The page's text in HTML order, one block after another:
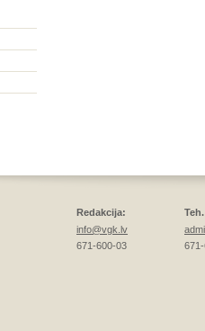
Redakcija:
info@vgk.lv
671-600-03